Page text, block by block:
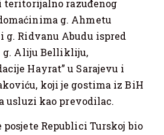
razuđenog
g. Ahmetu
g. Ridvanu Abudu ispred
g. Aliju Bellikliju,
Hayrat” u Sarajevu i
koji je gostima iz BiH
usluzi kao prevodilac.
posjete Republici Turskoj bio